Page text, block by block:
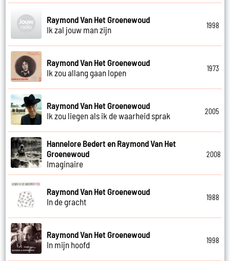
Raymond Van Het Groenewoud
Ik zal jouw man zijn
1998
Raymond Van Het Groenewoud
Ik zou allang gaan lopen
1973
Raymond Van Het Groenewoud
Ik zou liegen als ik de waarheid sprak
2005
Hannelore Bedert en Raymond Van Het
Groenewoud
Imaginaire
2008
Raymond Van Het Groenewoud
In de gracht
1988
Raymond Van Het Groenewoud
In mijn hoofd
1998